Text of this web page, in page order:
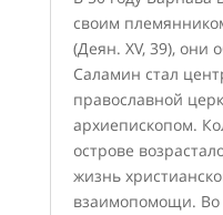
своим
(Деян. XV, 39), они
Саламин стал
православной
архиепископом.
острове
жизнь
взаимопомощи. Во